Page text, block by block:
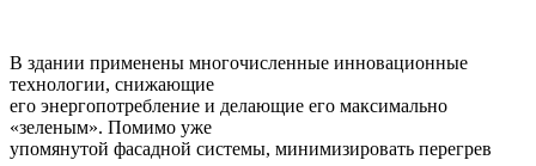
В здании применены многочисленные инновационные
технологии, снижающие
его энергопотребление и делающие его максимально
«зеленым». Помимо уже
упомянутой фасадной системы, минимизировать перегрев